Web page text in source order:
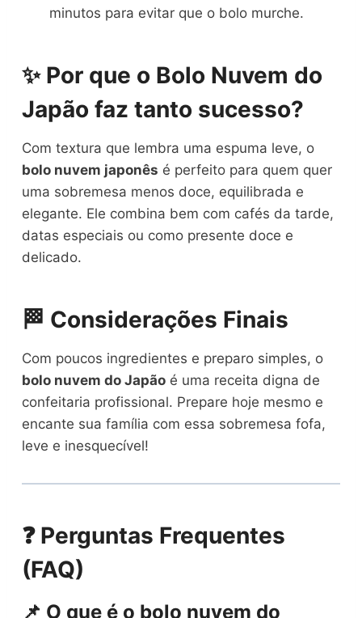
minutos para evitar que o bolo murche.
✨ Por que o Bolo Nuvem do
Japão faz tanto sucesso?
Com textura que lembra uma espuma leve, o
bolo nuvem japonês é perfeito para quem quer
uma sobremesa menos doce, equilibrada e
elegante. Ele combina bem com cafés da tarde,
datas especiais ou como presente doce e
delicado.
🏁 Considerações Finais
Com poucos ingredientes e preparo simples, o
bolo nuvem do Japão é uma receita digna de
confeitaria profissional. Prepare hoje mesmo e
encante sua família com essa sobremesa fofa,
leve e inesquecível!
❓ Perguntas Frequentes
(FAQ)
📌 O que é o bolo nuvem do